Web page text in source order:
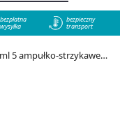
bezpłatna
wysyłka
bezpieczny
transport
strzykawek - cena 14,48 zł